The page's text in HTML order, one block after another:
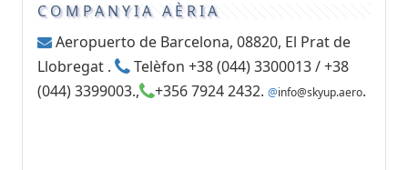
COMPANYIA AÈRIA
Aeropuerto de Barcelona, 08820, El Prat de
Llobregat .
Telèfon +38 (044) 3300013 / +38
(044) 3399003.,
+356 7924 2432. @info@skyup.aero.